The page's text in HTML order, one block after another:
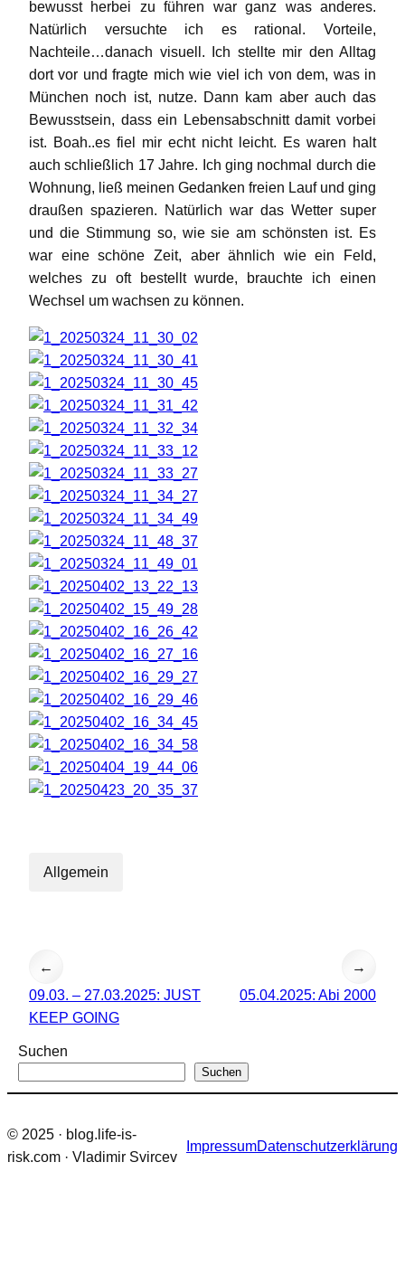
bewusst herbei zu führen war ganz was anderes.
Natürlich versuchte ich es rational. Vorteile,
Nachteile…danach visuell. Ich stellte mir den Alltag
dort vor und fragte mich wie viel ich von dem, was in
München noch ist, nutze. Dann kam aber auch das
Bewusstsein, dass ein Lebensabschnitt damit vorbei
ist. Boah..es fiel mir echt nicht leicht. Es waren halt
auch schließlich 17 Jahre. Ich ging nochmal durch die
Wohnung, ließ meinen Gedanken freien Lauf und ging
draußen spazieren. Natürlich war das Wetter super
und die Stimmung so, wie sie am schönsten ist. Es
war eine schöne Zeit, aber ähnlich wie ein Feld,
welches zu oft bestellt wurde, brauchte ich einen
Wechsel um wachsen zu können.
Allgemein
←
09.03. – 27.03.2025: JUST
KEEP GOING
05.04.2025: Abi 2000
→
Suchen
Suchen
© 2025 · blog.life-is-
risk.com · Vladimir Svircev
ImpressumDatenschutzerklärung